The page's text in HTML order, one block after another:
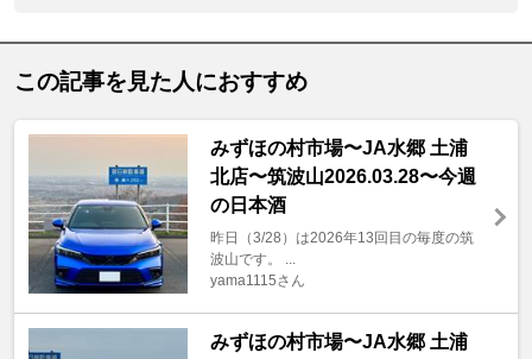
この記事を見た人におすすめ
みずほの村市場〜JA水郷 土浦
北店〜筑波山2026.03.28〜今週
の日本酒
昨日（3/28）は2026年13回目の毎度の筑
波山です。 ...
yama1115さん
みずほの村市場〜JA水郷 土浦